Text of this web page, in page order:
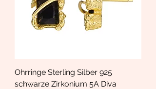
Ohrringe Sterling Silber 925
schwarze Zirkonium 5A Diva